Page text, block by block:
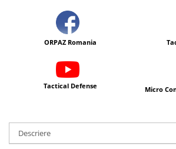
ORPAZ Romania
Tactical Defense Micro
Descriere